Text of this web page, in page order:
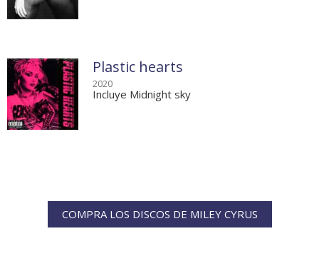
Plastic hearts
2020
Incluye Midnight sky
COMPRA LOS DISCOS DE MILEY CYRUS